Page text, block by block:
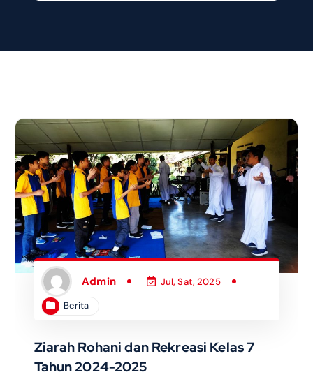
Admin Jul, Sat, 2025
Berita
Ziarah Rohani dan Rekreasi Kelas 7
Tahun 2024-2025